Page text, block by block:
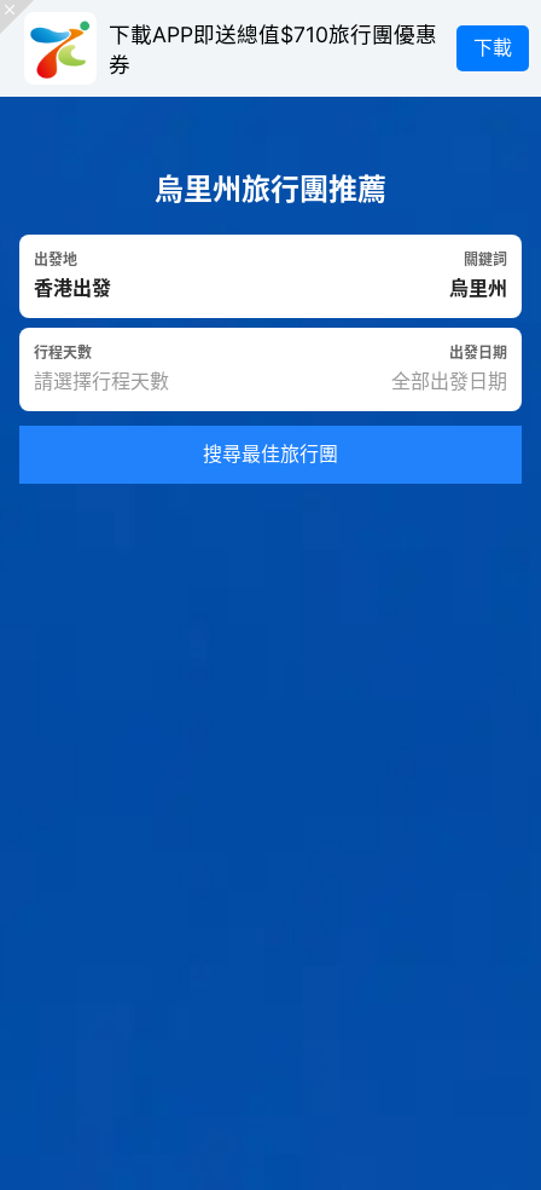
下載APP即送總值$710旅行團優惠
券
下載
烏里州旅行團推薦
出發地 關鍵詞
出發日期
行程天數
搜尋最佳旅行團